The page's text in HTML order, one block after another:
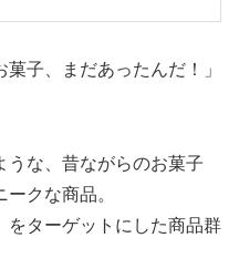
子、まだあったんだ！」
うな、昔ながらのお菓子
クな商品。
をターゲットにした商品群